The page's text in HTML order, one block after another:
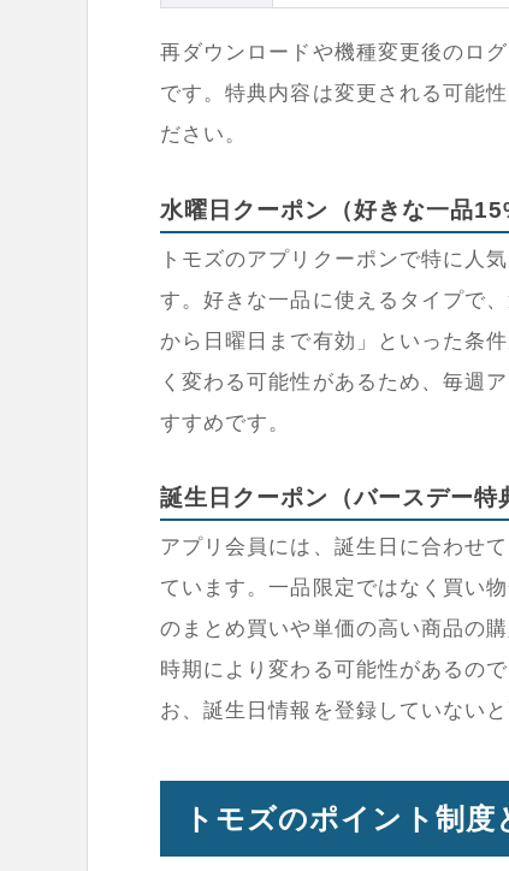
再ダウンロードや機種変更後のロ
です。特典内容は変更される可能
ださい。
水曜日クーポン（好きな一品
トモズのアプリクーポンで特に人
す。好きな一品に使えるタイプで
から日曜日まで有効」といった条
く変わる可能性があるため、毎週
すすめです。
誕生日クーポン（バースデー特
アプリ会員には、誕生日に合わせて
ています。一品限定ではなく買い
のまとめ買いや単価の高い商品の
時期により変わる可能性があるの
お、誕生日情報を登録していない
トモズのポイント制